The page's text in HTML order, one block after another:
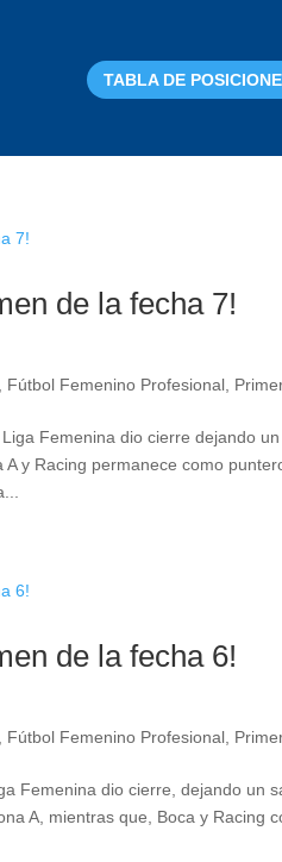
TABLA DE
de la fecha 7!
Fútbol Femenino Profesional
Femenina dio cierre dejando
y Racing permanece como
de la fecha 6!
Fútbol Femenino Profesional
Femenina dio cierre, dejando un
A, mientras que, Boca y Racing